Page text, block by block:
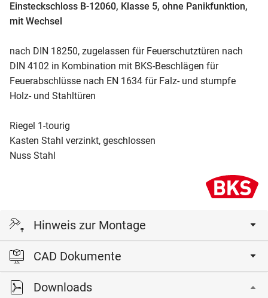
Einsteckschloss B-12060, Klasse 5, ohne Panikfunktion,
mit Wechsel
nach DIN 18250, zugelassen für Feuerschutztüren nach
DIN 4102 in Kombination mit BKS-Beschlägen für
Feuerabschlüsse nach EN 1634 für Falz- und stumpfe
Holz- und Stahltüren
Riegel 1-tourig
Kasten Stahl verzinkt, geschlossen
Nuss Stahl
Hinweis zur Montage
Achtung: Türschilder müssen auf Distanz RZ 74 mm
CAD Dokumente
Bitte einloggen, um die CAD‑Dateien anzeigen und
Downloads